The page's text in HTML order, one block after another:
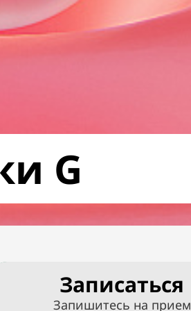
G
Записаться
Запишитесь на прием